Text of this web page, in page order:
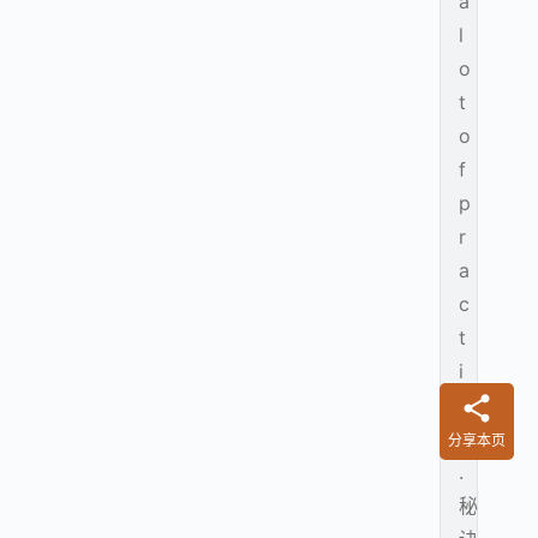
l
o
t
o
f
p
r
a
c
t
i
c
e
.
秘
分享本页